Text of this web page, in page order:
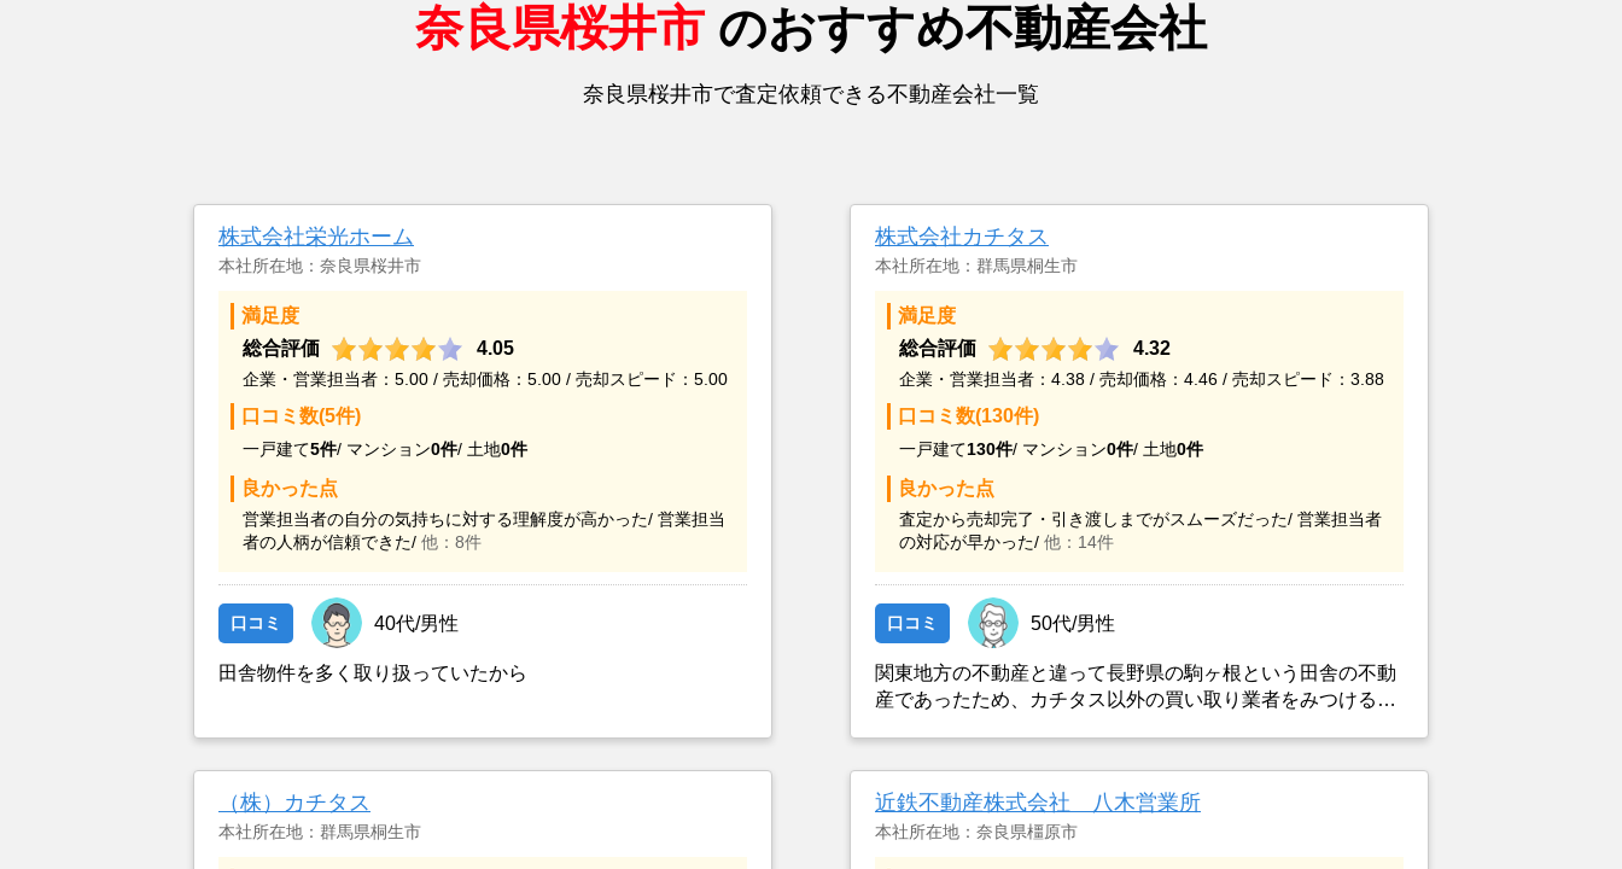
奈良県桜井市 のおすすめ不動産会社
奈良県桜井市で査定依頼できる不動産会社一覧
株式会社栄光ホーム
本社所在地：奈良県桜井市
満足度
総合評価
4.05
企業・営業担当者：5.00 / 売却価格：5.00 / 売却スピード：5.00
口コミ数(5件)
一戸建て5件/ マンション0件/ 土地0件
良かった点
営業担当者の自分の気持ちに対する理解度が高かった/ 営業担当
者の人柄が信頼できた/ 他：8件
口コミ 40代/男性
田舎物件を多く取り扱っていたから
株式会社カチタス
本社所在地：群馬県桐生市
満足度
総合評価
4.32
企業・営業担当者：4.38 / 売却価格：4.46 / 売却スピード：3.88
口コミ数(130件)
一戸建て130件/ マンション0件/ 土地0件
良かった点
査定から売却完了・引き渡しまでがスムーズだった/ 営業担当者
の対応が早かった/ 他：14件
口コミ 50代/男性
関東地方の不動産と違って長野県の駒ヶ根という田舎の不動
産であったため、カチタス以外の買い取り業者をみつけるこ
（株）カチタス
本社所在地：群馬県桐生市
近鉄不動産株式会社 八木営業所
本社所在地：奈良県橿原市